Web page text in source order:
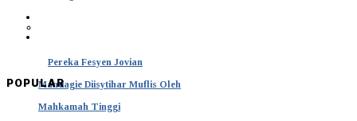
Pereka Fesyen Jovian
Mandagie Diisytihar Muflis Oleh
Mahkamah Tinggi
POPULAR